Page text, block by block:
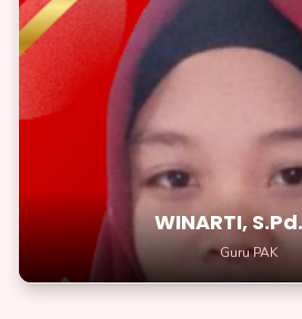
WINARTI,
Guru PAK
WINARTI,
Guru PAK
Raihlah mimpi-mimpi tinggimu